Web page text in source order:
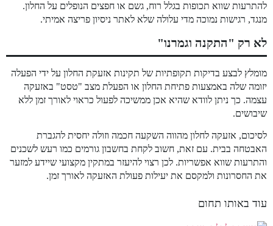
להתרעות שווא תכופות בגלל רוח, גשם או חפצים הנופלים על החלון.
מנגד, רגישות נמוכה מדי עלולה שלא לאתר ניסיון פריצה אמיתי.
לא רק "התקנה וגמרנו"
מומלץ לבצע בדיקות תקופתיות של תקינות אזעקת החלון על ידי הפעלה
יזומה שלה באמצעות פתיחת החלון או הפעלת מצב "טסט" באזעקה
עצמה. כך ניתן לוודא שהיא אכן ממשיכה לפעול כראוי לאורך זמן ללא
שיבושים.
לסיכום, אזעקה לחלון מהווה השקעה חכמה וזולה יחסית להגברת
האבטחה בבית. עם זאת, חשוב לקחת בחשבון גורמים כמו רעש לשכנים
והתרעות שווא אפשריות. לכן רצוי להיעזר במתקין מקצועי שיידע למזער
את החסרונות ולמקסם את יעילות פעולת האזעקה לאורך זמן.
עוד באותו תחום